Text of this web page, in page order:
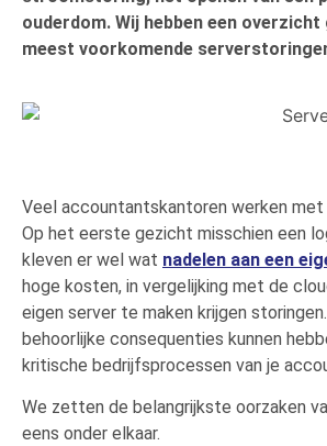
ouderdom. Wij hebben een overzicht
meest voorkomende
Veel accountantskantoren werken met
Op het eerste gezicht misschien een
kleven er wel wat nadelen aan een
hoge kosten, in vergelijking met de
eigen server te maken krijgen
behoorlijke consequenties kunnen
kritische bedrijfsprocessen van je
We zetten de belangrijkste oorzaken
eens onder elkaar.